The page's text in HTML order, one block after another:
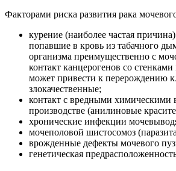
Факторами риска развития рака
курение (наиболее частая
попавшие в кровь из табачного
организма преимущественно с
контакт канцерогенов со
может привести к перерождению
злокачественные;
контакт с вредными химическими
производстве (анилиновые
хронические инфекции
мочеполовой шистосомоз
врожденные дефекты мочевого
генетическая